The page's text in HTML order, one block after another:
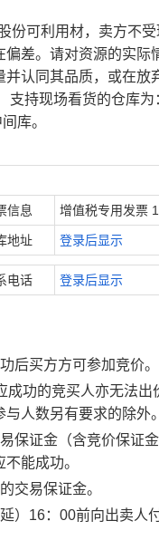
份可利用材，卖方不
差。请对资源的实际
认同其品质，或在放
支持现场看货的仓库
库。
信息 增值税专用发票
地址 登录后显示
电话 登录后显示
后买方方可参加竞价。
功的竞买人亦无法
人数另有要求的除外。
保证金（含竞价保证
能成功。
交易保证金。
）16：00前向出卖人